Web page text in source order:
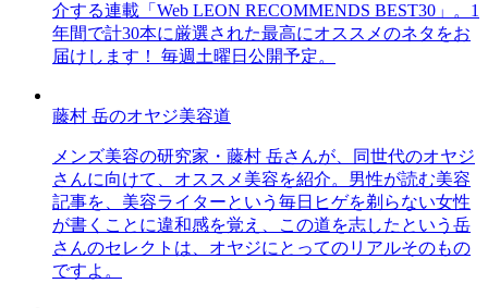
介する連載「Web LEON RECOMMENDS BEST30」。1
年間で計30本に厳選された最高にオススメのネタをお
届けします！ 毎週土曜日公開予定。
藤村 岳のオヤジ美容道
メンズ美容の研究家・藤村 岳さんが、同世代のオヤジ
さんに向けて、オススメ美容を紹介。男性が読む美容
記事を、美容ライターという毎日ヒゲを剃らない女性
が書くことに違和感を覚え、この道を志したという岳
さんのセレクトは、オヤジにとってのリアルそのもの
ですよ。